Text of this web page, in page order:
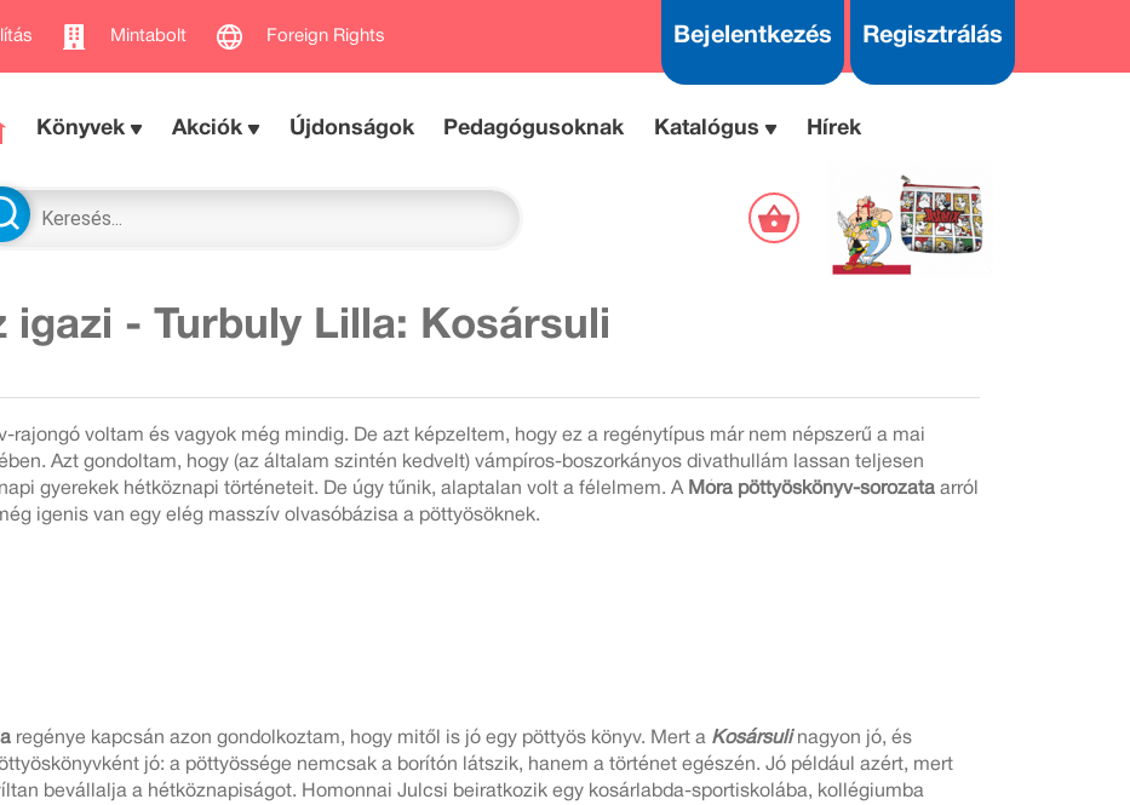
Mintabolt Foreign Rights Bejelentkezés Regisztrálás
Könyvek Akciók Újdonságok Pedagógusoknak Katalógus Hírek
igazi - Turbuly Lilla: Kosársuli
rajongó voltam és vagyok még mindig. De azt képzeltem, hogy ez a regénytípus már nem népszerű a mai
Azt gondoltam, hogy (az általam szintén kedvelt) vámpíros-boszorkányos divathullám lassan teljesen
gyerekek hétköznapi történeteit. De úgy tűnik, alaptalan volt a félelmem. A Móra pöttyöskönyv-sorozataarról
igenis van egy elég masszív olvasóbázisa a pöttyösöknek.
regénye kapcsán azon gondolkoztam, hogy mitől is jó egy pöttyös könyv. Mert a Kosársuli nagyon jó, és
jó: a pöttyössége nemcsak a borítón látszik, hanem a történet egészén. Jó például azért, mert
bevállalja a hétköznapiságot. Homonnai Julcsi beiratkozik egy kosárlabda-sportiskolába, kollégiumba